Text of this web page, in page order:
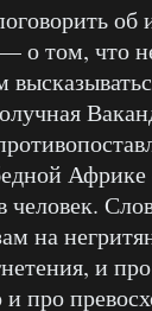
об
о том, что
Африке
на
и
и про